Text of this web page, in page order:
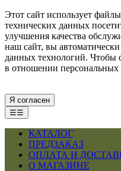
Этот сайт использует
технических данных
улучшения качества
наш сайт, вы
данных технологий. Чтобы
в отношении
Я согласен
☰☰
КАТАЛОГ
ПРЕДЗАКАЗ
ОПЛАТА И
О МАГАЗИНЕ